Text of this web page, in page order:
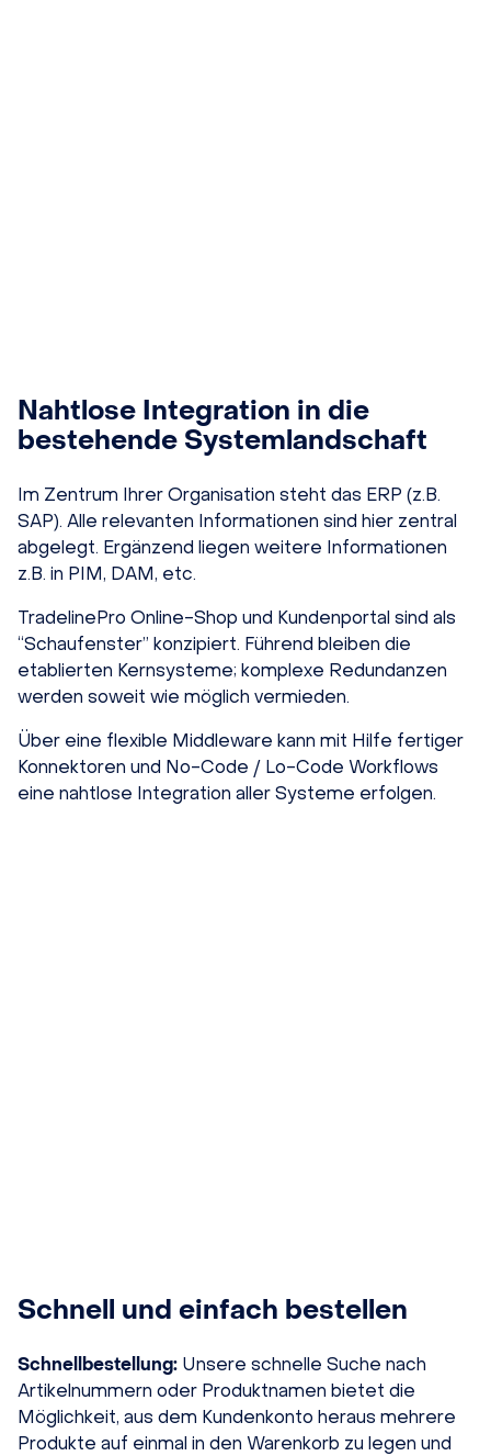
Nahtlose Integration in die
bestehende Systemlandschaft
Im Zentrum Ihrer Organisation steht das ERP (z.B.
SAP). Alle relevanten Informationen sind hier zentral
abgelegt. Ergänzend liegen weitere Informationen
z.B. in PIM, DAM, etc.
TradelinePro Online-Shop und Kundenportal sind als
“Schaufenster” konzipiert. Führend bleiben die
etablierten Kernsysteme; komplexe Redundanzen
werden soweit wie möglich vermieden.
Über eine flexible Middleware kann mit Hilfe fertiger
Konnektoren und No-Code / Lo-Code Workflows
eine nahtlose Integration aller Systeme erfolgen.
Schnell und einfach bestellen
Schnellbestellung: Unsere schnelle Suche nach
Artikelnummern oder Produktnamen bietet die
Möglichkeit, aus dem Kundenkonto heraus mehrere
Produkte auf einmal in den Warenkorb zu legen und